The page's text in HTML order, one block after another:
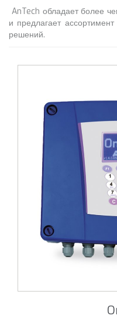
AnTech обладает более
и предлагает
решений.